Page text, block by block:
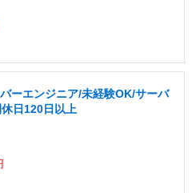
ーエンジニア/未経験OK/サーバ
日120日以上